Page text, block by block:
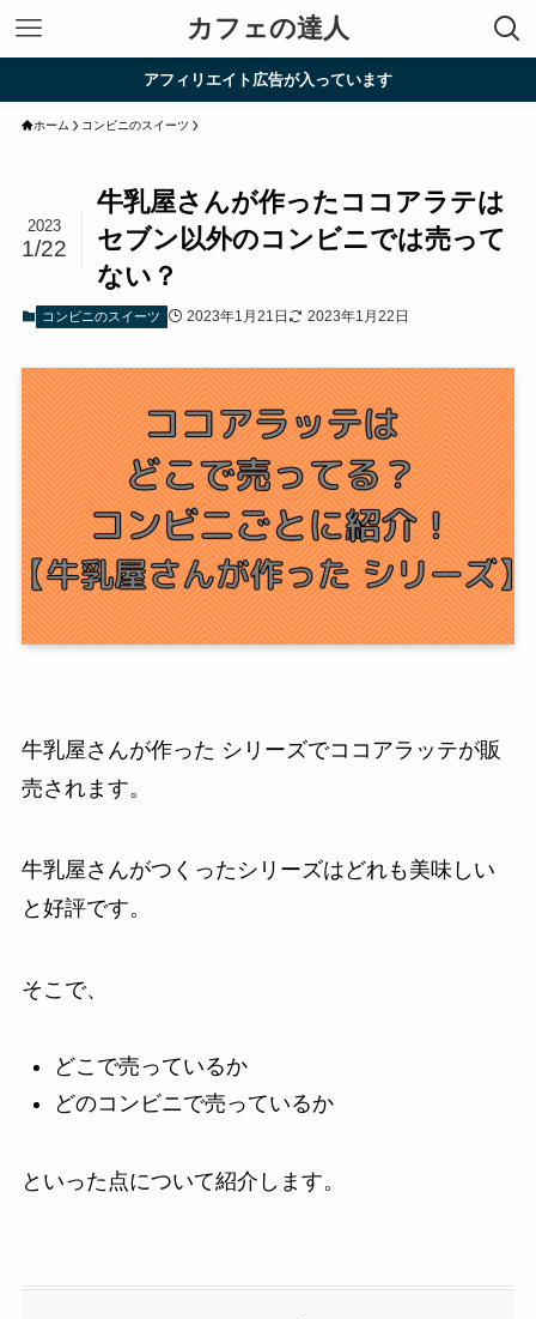
カフェの達人
アフィリエイト広告が入っています
ホーム コンビニのスイーツ
牛乳屋さんが作ったココアラテは
セブン以外のコンビニでは売って
ない？
2023
1/22
コンビニのスイーツ 2023年1月21日 2023年1月22日
牛乳屋さんが作った シリーズでココアラッテが販
売されます。
牛乳屋さんがつくったシリーズはどれも美味しい
と好評です。
そこで、
どこで売っているか
どのコンビニで売っているか
といった点について紹介します。